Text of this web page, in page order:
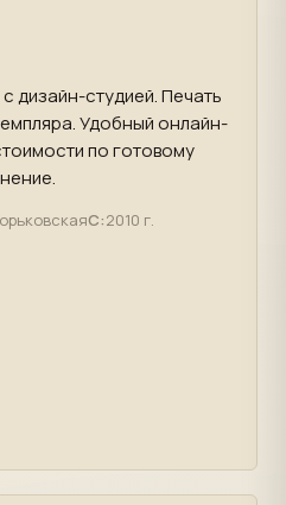
дизайн-студией. Печать
Удобный онлайн-
по готовому
С:2010 г.